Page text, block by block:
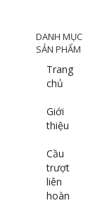
DANH MỤC
SẢN PHẨM
Trang
chủ
Giới
thiệu
Cầu
trượt
liên
hoàn